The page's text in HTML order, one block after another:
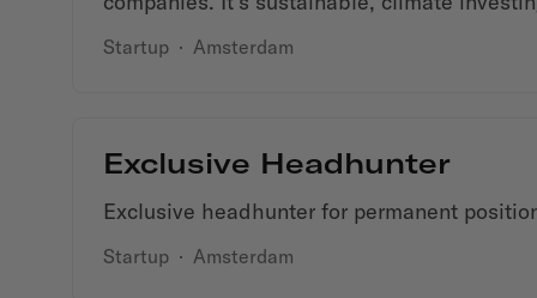
Startup · Amsterdam
Exclusive Headhunter
Exclusive headhunter for permanent
Startup · Amsterdam